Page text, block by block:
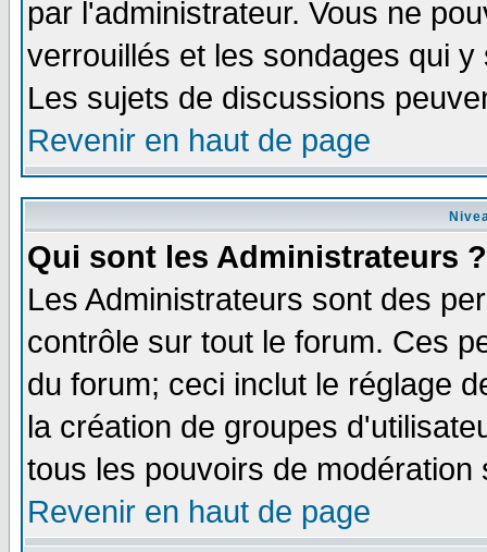
par l'administrateur. Vous ne
verrouillés et les sondages qui
Les sujets de discussions
Revenir en haut de page
Qui sont les Administrateurs ?
Les Administrateurs sont des
contrôle sur tout le forum. Ces
du forum; ceci inclut le réglage
la création de groupes
tous les pouvoirs de modération
Revenir en haut de page